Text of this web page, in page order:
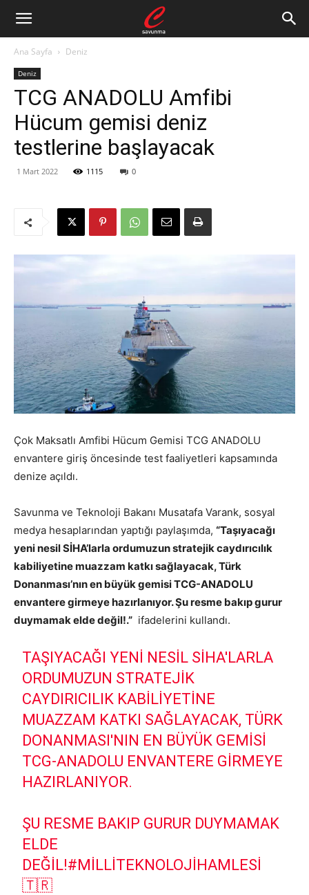
Ana Sayfa Deniz
Deniz
TCG ANADOLU Amfibi
Hücum gemisi deniz
testlerine başlayacak
1 Mart 2022 1115 0
Çok Maksatlı Amfibi Hücum Gemisi TCG ANADOLU
envantere giriş öncesinde test faaliyetleri kapsamında
denize açıldı.
Savunma ve Teknoloji Bakanı Musatafa Varank, sosyal
medya hesaplarından yaptığı paylaşımda, “Taşıyacağı
yeni nesil SİHA’larla ordumuzun stratejik caydırıcılık
kabiliyetine muazzam katkı sağlayacak, Türk
Donanması’nın en büyük gemisi TCG-ANADOLU
envantere girmeye hazırlanıyor. Şu resme bakıp gurur
duymamak elde değil!.” ifadelerini kullandı.
TAŞIYACAĞI YENI NESIL SİHA'LARLA
ORDUMUZUN STRATEJIK
CAYDIRICILIK KABILIYETINE
MUAZZAM KATKI SAĞLAYACAK, TÜRK
DONANMASI'NIN EN BÜYÜK GEMISI
TCG-ANADOLU ENVANTERE GIRMEYE
HAZIRLANIYOR.
ŞU RESME BAKIP GURUR DUYMAMAK
ELDE
DEĞIL!#MILLITEKNOLOJIHAMLESI
🇹🇷